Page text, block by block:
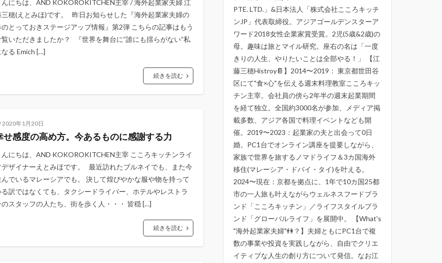
んにちは、AND KOKOROKITCHEN主宰 / 海外起業家夫婦 江
三穂(えとみほ)です。 昨日お知らせした『海外起業家夫婦の
のとっておきステージアップ情報』第2弾 こちらの記事はもう
覧いただきましたか？ 『世界を舞台に”誰にも揺らがない”私
る Emich […]
続きを読む
2020年1月20日
せ感度の高め方。今あるものに感謝する力
んにちは、AND KOKOROKITCHEN主宰 こころキッチンライ
デザイナーえとみほです。 最近訪れたブルネイでも、また今
んでいるマレーシアでも。 決して煌びやかな服や物を持って
る訳ではなくても、タクシードライバー、ホテルやレストラ
のスタッフの人たち、街を歩く人・・・ 皆穏 […]
続きを読む
PTE. LTD.」&日本法人「株式会社こころキッチ
ンJP」代表取締役。アジアゴールデンスターア
ワード2018女性企業家賞受賞。2児(5歳&2歳)の
母。趣味は旅とマイル研究。座右の名は「一度
きりの人生、やりたいことは全部やる！」 【江
藤三穂Histroy📔】2014〜2019： 東京都世田谷
区にて"食×心"を伝える週末料理教室こころキッ
チン主宰。会社員の傍ら2年半の週末起業期間
を経て独立。全国約3000名が参加、メディア掲
載多数、アジア各国で料理イベントなども開
催。2019〜2023：起業家の夫と出会って0日
婚。PC1台でオンライン講座を提要しながら、
家族で世界を旅するノマドライフ＆3カ国海外
移住(マレーシア・ドバイ・タイ)を叶える。
2024〜現在：京都を拠点に、1年で10カ国25都
市の一人旅も叶えながらウェルネスフードブラ
ンド「こころキッチン」／ライフスタイルブラ
ンド「グローバルライフ」を展開中。 【What's
"海外起業家夫婦"👫？】夫婦ともにPC1台で複
数の事業や投資を実践しながら、自由でクリエ
イティブな人生の創り方について発信。なお江